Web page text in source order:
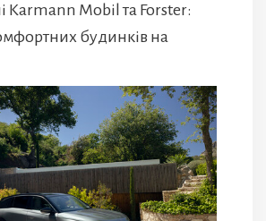
Karmann Mobil та Forster:
будинків на